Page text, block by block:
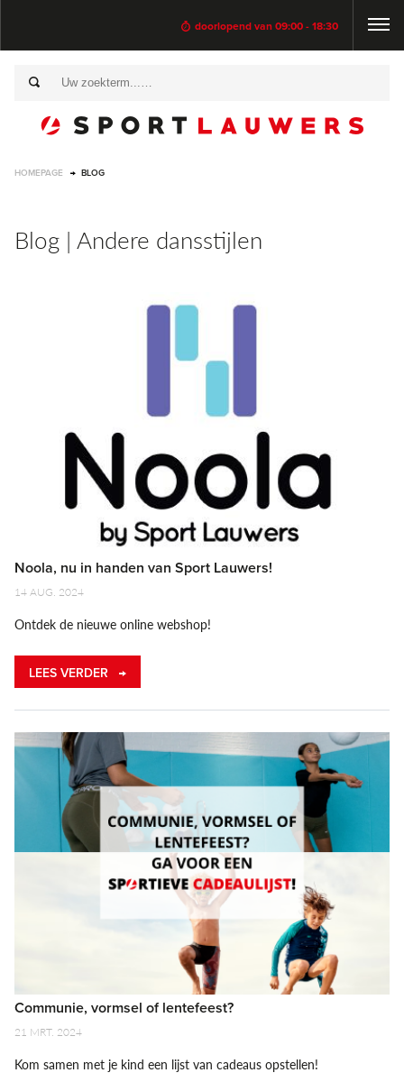
doorlopend van 09:00 - 18:30
HOMEPAGE BLOG
Blog | Andere dansstijlen
Noola, nu in handen van Sport Lauwers!
14 AUG. 2024
Ontdek de nieuwe online webshop!
LEES VERDER
Communie, vormsel of lentefeest?
21 MRT. 2024
Kom samen met je kind een lijst van cadeaus opstellen!